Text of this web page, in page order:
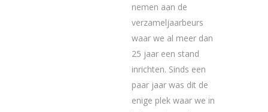
nemen aan de
verzameljaarbeurs
waar we al meer dan
25 jaar een stand
inrichten. Sinds een
paar jaar was dit de
enige plek waar we in